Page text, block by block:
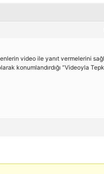
video ile yanıt vermelerini
konumlandırdığı “Videoyla